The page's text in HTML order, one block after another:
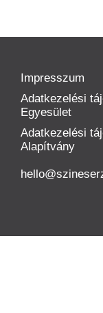
Impresszum
Adatkezelési
Egyesület
Adatkezelési
Alapítvány